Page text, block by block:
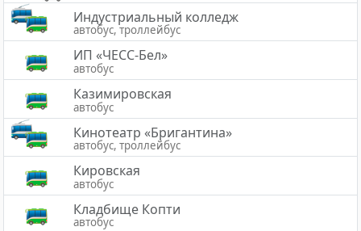
Индустриальный колледж
автобус, троллейбус
ИП «ЧЕСС-Бел»
автобус
Казимировская
автобус
Кинотеатр «Бригантина»
автобус, троллейбус
Кировская
автобус
Кладбище Копти
автобус